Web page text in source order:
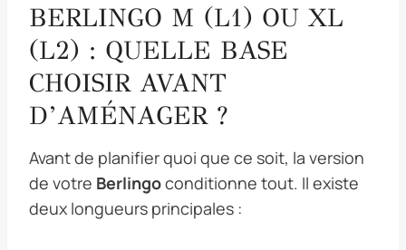
BERLINGO M (L1) OU XL
(L2) : QUELLE BASE
CHOISIR AVANT
D’AMÉNAGER ?
Avant de planifier quoi que ce soit, la version
de votre Berlingoconditionne tout. Il existe
deux longueurs principales :